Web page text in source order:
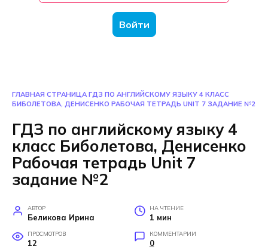
Войти
ГЛАВНАЯ СТРАНИЦА ГДЗ ПО АНГЛИЙСКОМУ ЯЗЫКУ 4 КЛАСС
БИБОЛЕТОВА, ДЕНИСЕНКО РАБОЧАЯ ТЕТРАДЬ UNIT 7 ЗАДАНИЕ №2
ГДЗ по английскому языку 4
класс Биболетова, Денисенко
Рабочая тетрадь Unit 7
задание №2
АВТОР
Беликова Ирина
НА ЧТЕНИЕ
1 мин
ПРОСМОТРОВ
12
КОММЕНТАРИИ
0